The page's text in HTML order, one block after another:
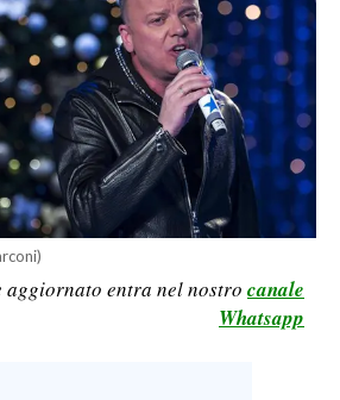
aggiornato entra nel nostro canale
Whatsapp